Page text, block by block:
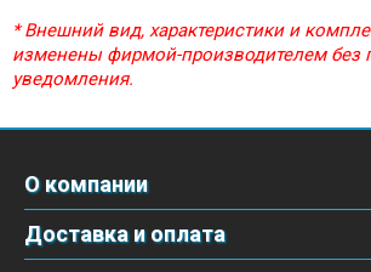
* Внешний вид, характеристики и
изменены фирмой-производителем без
уведомления.
О компании
Доставка и оплата